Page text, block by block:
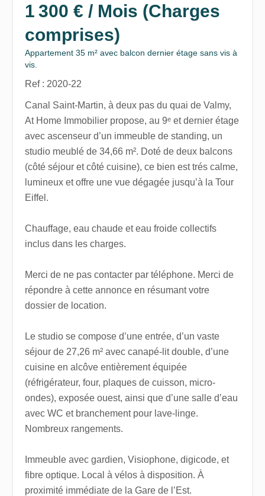
1 300 € / Mois (Charges
comprises)
Appartement 35 m² avec balcon dernier étage sans vis à
vis.
Ref : 2020-22
Canal Saint-Martin, à deux pas du quai de Valmy,
At Home Immobilier propose, au 9ᵉ et dernier étage
avec ascenseur d’un immeuble de standing, un
studio meublé de 34,66 m². Doté de deux balcons
(côté séjour et côté cuisine), ce bien est trés calme,
lumineux et offre une vue dégagée jusqu’à la Tour
Eiffel.
Chauffage, eau chaude et eau froide collectifs
inclus dans les charges.
Merci de ne pas contacter par téléphone. Merci de
répondre à cette annonce en résumant votre
dossier de location.
Le studio se compose d’une entrée, d’un vaste
séjour de 27,26 m² avec canapé-lit double, d’une
cuisine en alcôve entièrement équipée
(réfrigérateur, four, plaques de cuisson, micro-
ondes), exposée ouest, ainsi que d’une salle d’eau
avec WC et branchement pour lave-linge.
Nombreux rangements.
Immeuble avec gardien, Visiophone, digicode, et
fibre optique. Local à vélos à disposition. À
proximité immédiate de la Gare de l’Est.